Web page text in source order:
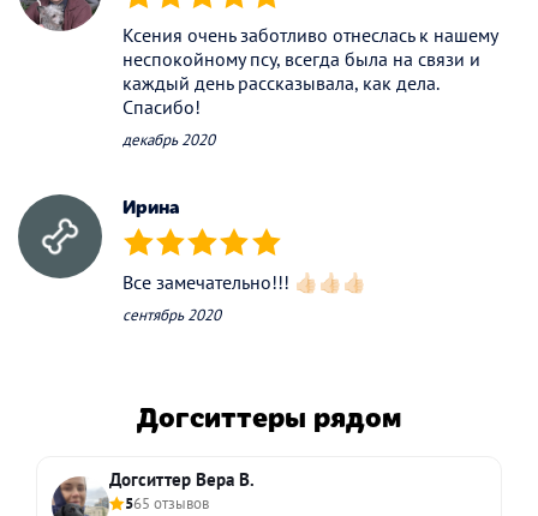
Ксения очень заботливо отнеслась к нашему
неспокойному псу, всегда была на связи и
каждый день рассказывала, как дела.
Спасибо!
декабрь 2020
Ирина
(*) (*) (*) (*) (*)
Все замечательно!!! 👍🏻👍🏻👍🏻
сентябрь 2020
Догситтеры рядом
Догситтер Вера В.
565 отзывов